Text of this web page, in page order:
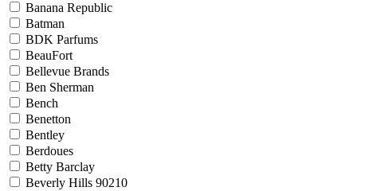
Banana Republic
Batman
BDK Parfums
BeauFort
Bellevue Brands
Ben Sherman
Bench
Benetton
Bentley
Berdoues
Betty Barclay
Beverly Hills 90210